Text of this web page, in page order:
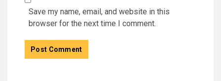
Save my name, email, and website in this
browser for the next time I comment.